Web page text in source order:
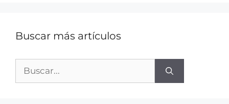
Buscar más artículos